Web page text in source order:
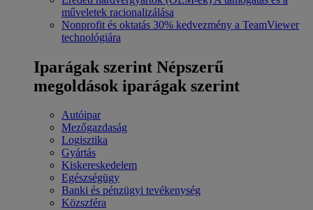
műveletek racionalizálása
Nonprofit és oktatás 30% kedvezmény a TeamViewer
technológiára
Iparágak szerint Népszerű
megoldások iparágak szerint
Autóipar
Mezőgazdaság
Logisztika
Gyártás
Kiskereskedelem
Egészségügy
Banki és pénzügyi tevékenység
Közszféra